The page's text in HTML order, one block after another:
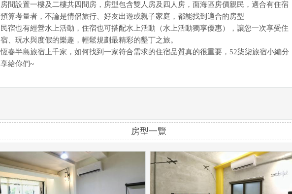
房間設置一樓及二樓共四間房，房型包含雙人房及四人房，面海區房價親民，適合有住宿
預算考量者，不論是情侶旅行、好友出遊或親子家庭，都能找到適合的房型
民宿也有經營水上活動，住宿也可搭配水上活動（水上活動獨享優惠），讓您一次享受住
宿、玩水與度假的樂趣，輕鬆規劃最精彩的墾丁之旅。
恆春半島旅宿上千家，如何找到一家符合需求的住宿品質真的很重要，52柒柒旅宿小編分
享給你們~
房型一覽